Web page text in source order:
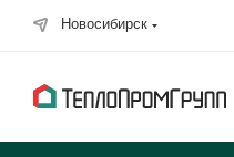
Новосибирск